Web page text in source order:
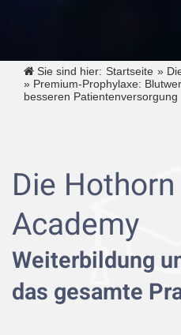
Sie sind hier: Startseite »
» Premium-Prophylaxe:
besseren Patientenversorgung
Die
Academy
Weiterbildung
das gesamte